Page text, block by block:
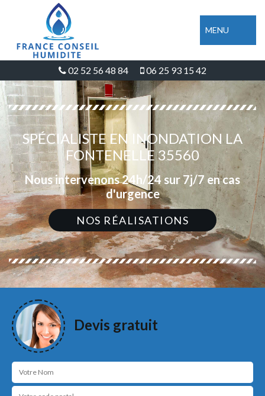
MENU
02 52 56 48 84 06 25 93 15 42
SPÉCIALISTE EN INONDATION LA
FONTENELLE 35560
Nous intervenons 24h/24 sur 7j/7 en cas
d'urgence
NOS RÉALISATIONS
Devis gratuit